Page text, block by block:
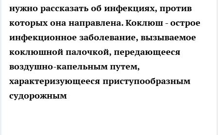
нужно рассказать об инфекциях, против
которых она направлена. Коклюш - острое
инфекционное заболевание, вызываемое
коклюшной палочкой, передающееся
воздушно-капельным путем,
характеризующееся приступообразным
судорожным